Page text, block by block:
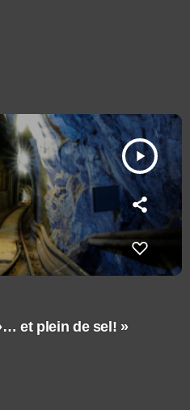
play_arrow
et plein de sel! »